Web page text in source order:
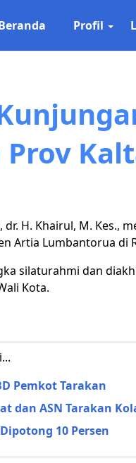
Profil
dr. H. Khairul, M. Kes.,
Artia Lumbantorua di
silaturahmi dan
Kota.
Pemkot Tarakan
dan ASN Tarakan
10 Persen